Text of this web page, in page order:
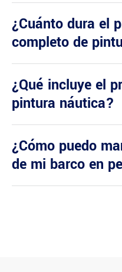
¿Cuánto dura el
completo de
¿Qué incluye el
pintura náutica?
¿Cómo puedo
de mi barco en